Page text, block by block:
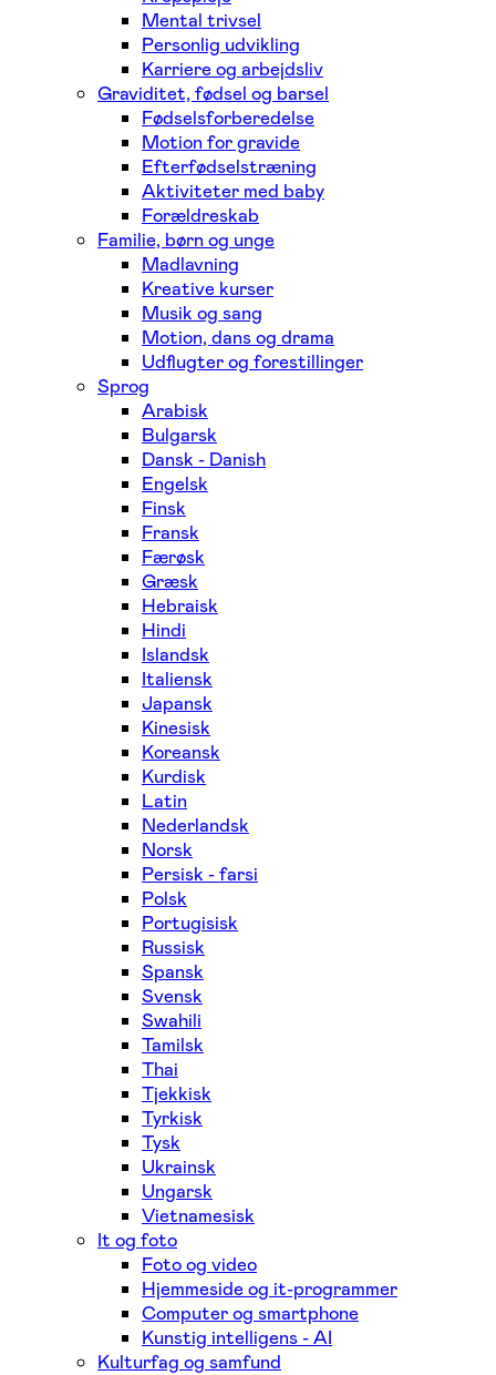
Mental trivsel
Personlig udvikling
Karriere og arbejdsliv
Graviditet, fødsel og barsel
Fødselsforberedelse
Motion for gravide
Efterfødselstræning
Aktiviteter med baby
Forældreskab
Familie, børn og unge
Madlavning
Kreative kurser
Musik og sang
Motion, dans og drama
Udflugter og forestillinger
Sprog
Arabisk
Bulgarsk
Dansk - Danish
Engelsk
Finsk
Fransk
Færøsk
Græsk
Hebraisk
Hindi
Islandsk
Italiensk
Japansk
Kinesisk
Koreansk
Kurdisk
Latin
Nederlandsk
Norsk
Persisk - farsi
Polsk
Portugisisk
Russisk
Spansk
Svensk
Swahili
Tamilsk
Thai
Tjekkisk
Tyrkisk
Tysk
Ukrainsk
Ungarsk
Vietnamesisk
It og foto
Foto og video
Hjemmeside og it-programmer
Computer og smartphone
Kunstig intelligens - AI
Kulturfag og samfund